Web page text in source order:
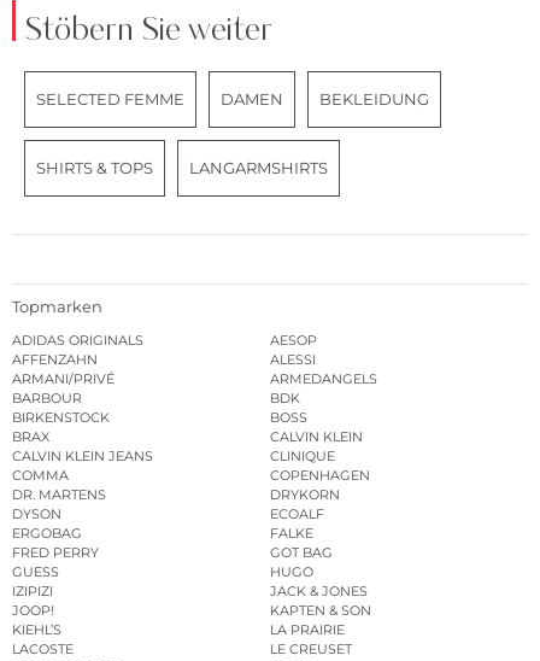
Stöbern Sie weiter
SELECTED FEMME DAMEN BEKLEIDUNG
SHIRTS & TOPS LANGARMSHIRTS
Topmarken
ADIDAS ORIGINALS
AESOP
AFFENZAHN
ALESSI
ARMANI/PRIVÉ
ARMEDANGELS
BARBOUR
BDK
BIRKENSTOCK
BOSS
BRAX
CALVIN KLEIN
CALVIN KLEIN JEANS
CLINIQUE
COMMA
COPENHAGEN
DR. MARTENS
DRYKORN
DYSON
ECOALF
ERGOBAG
FALKE
FRED PERRY
GOT BAG
GUESS
HUGO
IZIPIZI
JACK & JONES
JOOP!
KAPTEN & SON
KIEHL’S
LA PRAIRIE
LACOSTE
LE CREUSET